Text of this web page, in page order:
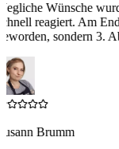
Jegliche Wünsche
reagiert. Am
sondern 3.
Brumm